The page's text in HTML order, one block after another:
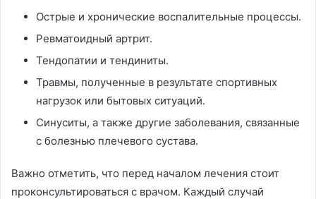
Острые и хронические воспалительные процессы.
Ревматоидный артрит.
Тендопатии и тендиниты.
Травмы, полученные в результате спортивных
нагрузок или бытовых ситуаций.
Синуситы, а также другие заболевания, связанные
с болезнью плечевого сустава.
Важно отметить, что перед началом лечения стоит
проконсультироваться с врачом. Каждый случай